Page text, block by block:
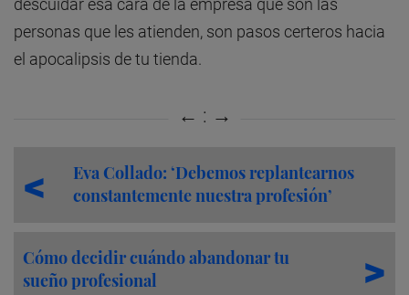
descuidar esa cara de la empresa que son las
personas que les atienden, son pasos certeros hacia
el apocalipsis de tu tienda.
Eva Collado: ‘Debemos replantearnos
constantemente nuestra profesión’
Cómo decidir cuándo abandonar tu
sueño profesional